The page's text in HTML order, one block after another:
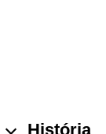
História